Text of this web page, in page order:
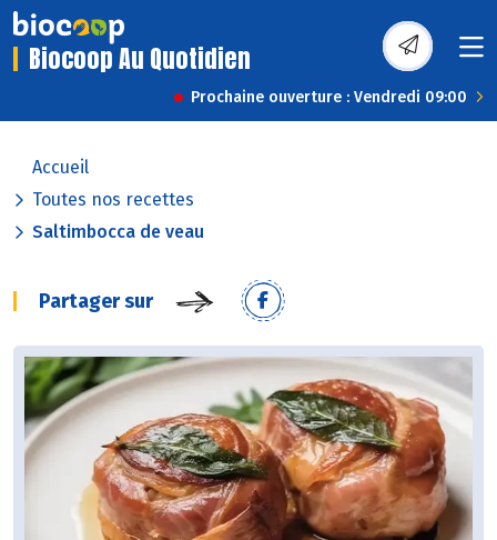
Biocoop Au Quotidien
Prochaine ouverture : Vendredi 09:00
Accueil
Toutes nos recettes
Saltimbocca de veau
Partager sur